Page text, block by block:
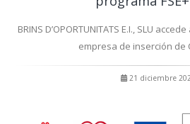
BRINS D’OPORTUNITATS E.I., SLU
empresa de inserción de
21 diciembre